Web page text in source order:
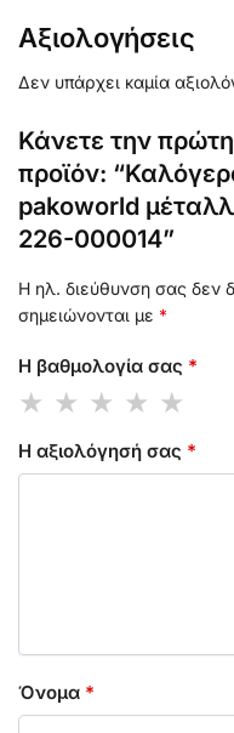
Αξιολογήσεις
Δεν υπάρχει καμία
Κάνετε την
προϊόν:
pakoworld
226-000014”
Η ηλ. διεύθυνση σας δεν
σημειώνονται με *
Η βαθμολογία σας *
Η αξιολόγησή σας *
Όνομα *